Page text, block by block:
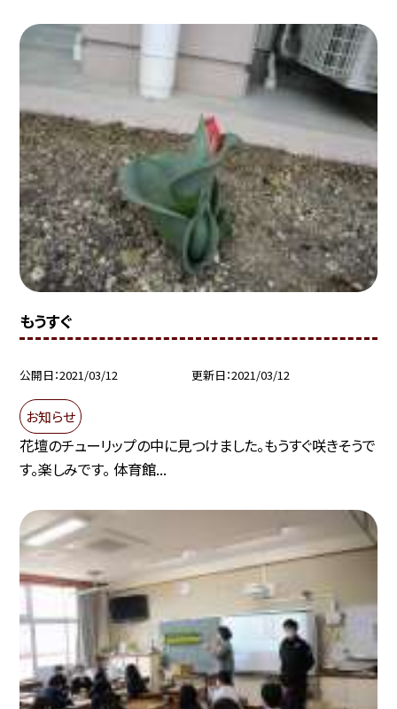
もうすぐ
公開日 2021/03/12 更新日 2021/03/12
お知らせ
花壇のチューリップの中に見つけました。もうすぐ咲きそうで
す。楽しみです。 体育館...